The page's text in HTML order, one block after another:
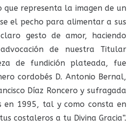
representa la imagen de un
el pecho para alimentar a sus
gesto de amor, haciendo
de nuestra Titular
de fundición plateada, fue
cordobés D. Antonio Bernal,
Díaz Roncero y sufragada
en 1995, tal y como consta en
costaleros a tu Divina Gracia”.